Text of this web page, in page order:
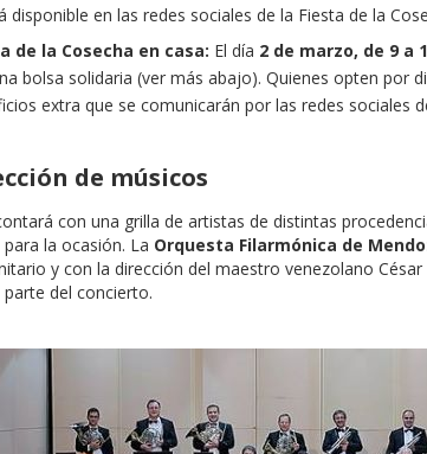
disponible en las redes sociales de la Fiesta de la
de la Cosecha en casa: El día 2 de marzo, de 9 a
bolsa solidaria (ver más abajo). Quienes opten por
extra que se comunicarán por las redes sociales
de músicos
con una grilla de artistas de distintas
la ocasión. La Orquesta Filarmónica de
y con la dirección del maestro venezolano
del concierto.